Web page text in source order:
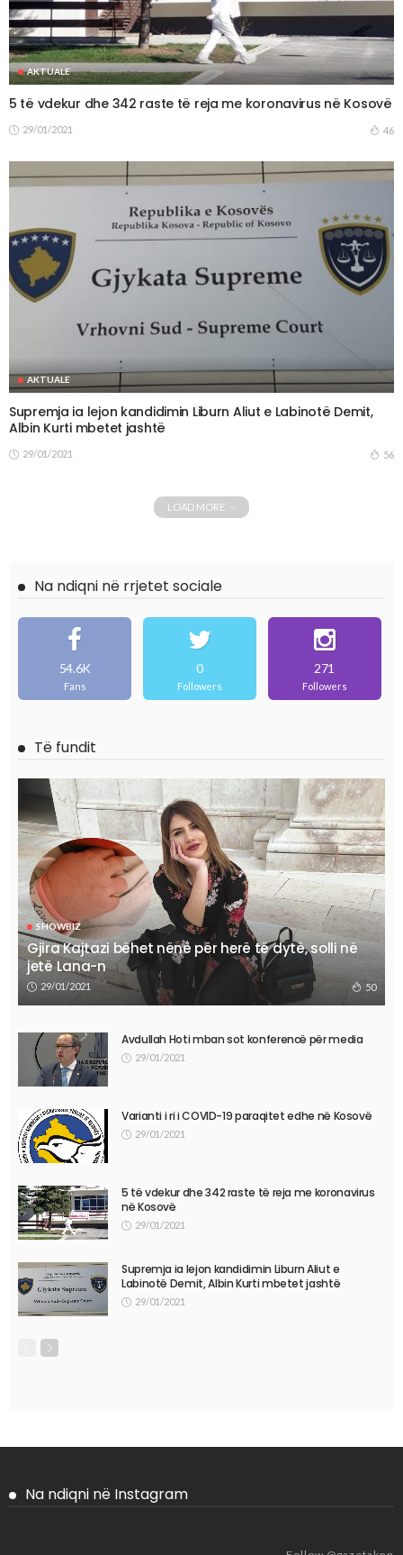
AKTUALE
5 të vdekur dhe 342 raste të reja me koronavirus në Kosovë
29/01/2021 46
AKTUALE
Supremja ia lejon kandidimin Liburn Aliut e Labinotë Demit,
Albin Kurti mbetet jashtë
29/01/2021 56
LOAD MORE
Na ndiqni në rrjetet sociale
54.6K
Fans
0
Followers
271
Followers
Të fundit
SHOWBIZ
Gjira Kajtazi bëhet nënë për herë të dytë, solli në
jetë Lana-n
29/01/2021 50
Avdullah Hoti mban sot konferencë për media
29/01/2021
Varianti i ri i COVID-19 paraqitet edhe në Kosovë
29/01/2021
5 të vdekur dhe 342 raste të reja me koronavirus
në Kosovë
29/01/2021
Supremja ia lejon kandidimin Liburn Aliut e
Labinotë Demit, Albin Kurti mbetet jashtë
29/01/2021
Na ndiqni në Instagram